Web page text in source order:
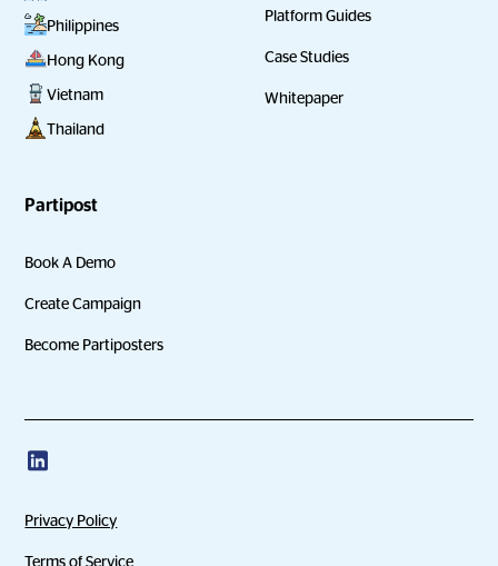
Philippines
Hong Kong
Vietnam
Thailand
Platform Guides
Case Studies
Whitepaper
Partipost
Book A Demo
Create Campaign
Become Partiposters
Privacy Policy
Terms of Service